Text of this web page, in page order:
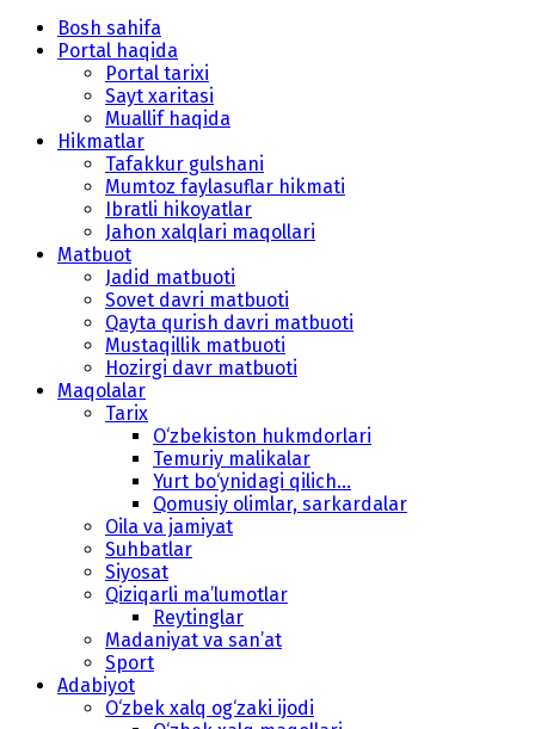
Bosh sahifa
Portal haqida
Portal tarixi
Sayt xaritasi
Muallif haqida
Hikmatlar
Tafakkur gulshani
Mumtoz faylasuflar hikmati
Ibratli hikoyatlar
Jahon xalqlari maqollari
Matbuot
Jadid matbuoti
Sovet davri matbuoti
Qayta qurish davri matbuoti
Mustaqillik matbuoti
Hozirgi davr matbuoti
Maqolalar
Tarix
O‘zbekiston hukmdorlari
Temuriy malikalar
Yurt bo‘ynidagi qilich...
Qomusiy olimlar, sarkardalar
Oila va jamiyat
Suhbatlar
Siyosat
Qiziqarli ma’lumotlar
Reytinglar
Madaniyat va san’at
Sport
Adabiyot
O‘zbek xalq og‘zaki ijodi